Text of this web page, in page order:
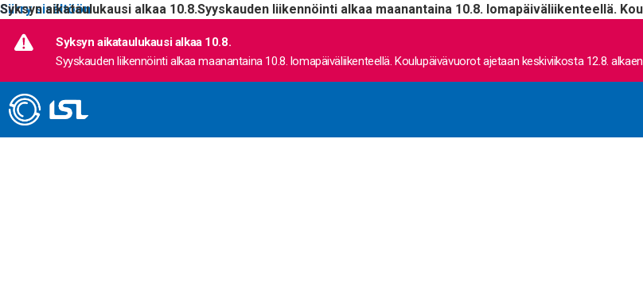
Siirry sisältöön
Syksyn aikataulukausi alkaa 10.8.Syyskauden liikennöinti alkaa maanantaina 10.8. lomapäiväliikenteellä.
Syksyn aikataulukausi alkaa 10.8.
Syyskauden liikennöinti alkaa maanantaina 10.8. lomapäiväliikenteellä. Koulupäivävuorot ajetaan keskiviikosta 12.8.